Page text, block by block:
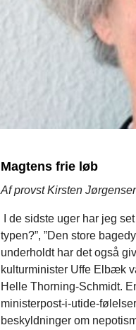
Magtens frie løb
Af provst Kirsten
I de sidste uger har jeg
typen?”, ”Den store
underholdt har det også
kulturminister Uffe Elbæk
Helle Thorning-Schmidt.
ministerpost-i-utide-
beskyldninger om